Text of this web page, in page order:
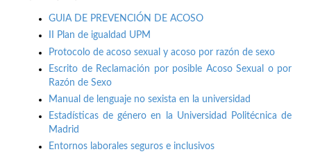
GUIA DE PREVENCIÓN DE ACOSO
II Plan de igualdad UPM
Protocolo de acoso sexual y acoso por razón de sexo
Escrito de Reclamación por posible Acoso Sexual o por
Razón de Sexo
Manual de lenguaje no sexista en la universidad
Estadísticas de género en la Universidad Politécnica de
Madrid
Entornos laborales seguros e inclusivos